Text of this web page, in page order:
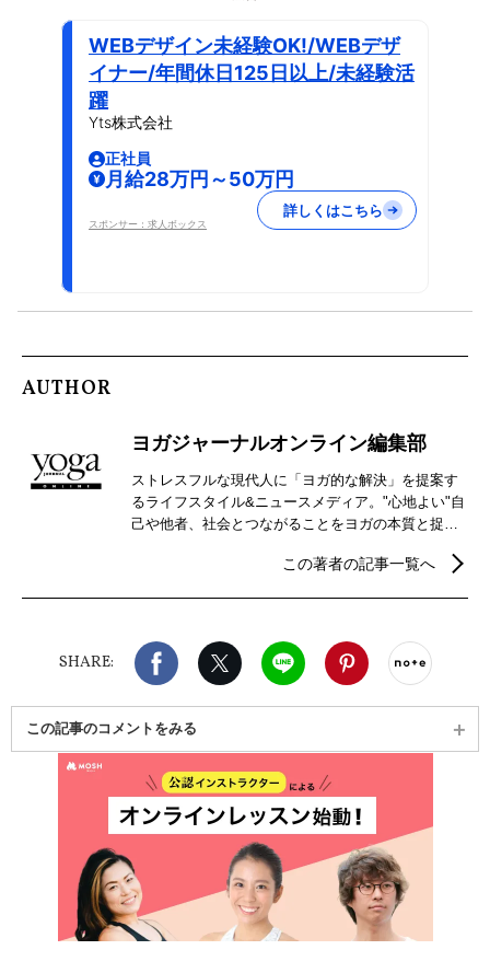
WEBデザイン未経験OK!/WEBデザ
イナー/年間休日125日以上/未経験活
躍
Yts株式会社
正社員
月給28万円～50万円
スポンサー：求人ボックス
詳しくはこちら
AUTHOR
ヨガジャーナルオンライン編集部
ストレスフルな現代人に「ヨガ的な解決」を提案す
るライフスタイル&ニュースメディア。"心地よい"自
己や他者、社会とつながることをヨガの本質と捉
などウェルビーイングを実現するための情報を発
この著者の記事一覧へ
SHARE:
Facebook X（旧twitter）
LINE Pinterest
この記事のコメントをみる